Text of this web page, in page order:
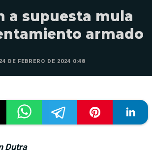
a supuesta mula
armado
24 DE FEBRERO DE 2024 0:48
Dutra